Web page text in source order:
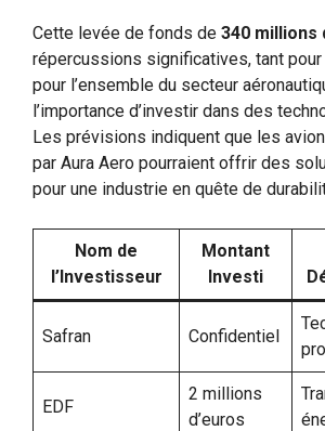
Cette levée de fonds de 340 millions
répercussions significatives, tant pour
pour l’ensemble du secteur
l’importance d’investir dans des
Les prévisions indiquent que les
par Aura Aero pourraient offrir des
pour une industrie en quête de
Nom de
l’Investisseur
Montant
Investi
Safran Confidentiel
EDF
2 millions
d’euros